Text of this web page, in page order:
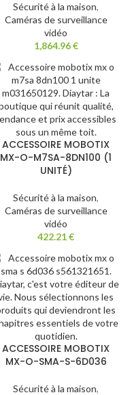
Sécurité à la maison,
Caméras de surveillance
vidéo
1,864.96€
ACCESSOIRE MOBOTIX
MX-O-M7SA-8DN100 (1
UNITÉ)
Sécurité à la maison,
Caméras de surveillance
vidéo
422.21€
ACCESSOIRE MOBOTIX
MX-O-SMA-S-6D036
Sécurité à la maison,